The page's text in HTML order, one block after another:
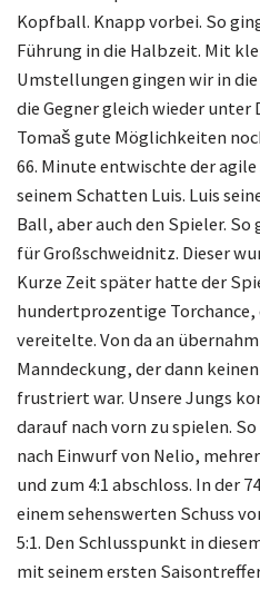
Kopfball. Knapp vorbei. So
Führung in die Halbzeit. Mit
Umstellungen gingen wir in
die Gegner gleich wieder unter
Tomaš gute Möglichkeiten
66. Minute entwischte der
seinem Schatten Luis. Luis
Ball, aber auch den Spieler.
für Großschweidnitz. Dieser
Kurze Zeit später hatte der
hundertprozentige Torchance,
vereitelte. Von da an
Manndeckung, der dann
frustriert war. Unsere Jungs
darauf nach vorn zu spielen.
nach Einwurf von Nelio,
und zum 4:1 abschloss. In der
einem sehenswerten Schuss
5:1. Den Schlusspunkt in
mit seinem ersten